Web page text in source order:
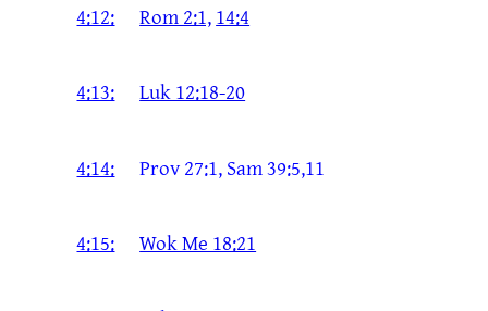
4:12: Rom 2:1,14:4
4:13: Luk 12:18-20
4:14: Prov 27:1, Sam 39:5,11
4:15: Wok Me 18:21